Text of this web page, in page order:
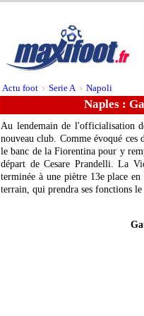
Actu foot > Serie A > Napoli
Naples :
Au lendemain de l'officialisation
nouveau club. Comme évoqué ces
le banc de la Fiorentina pour y
départ de Cesare Prandelli. La
terminée à une piètre 13e place
terrain, qui prendra ses fonctions